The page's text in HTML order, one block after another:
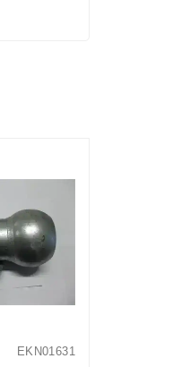
EKN01631